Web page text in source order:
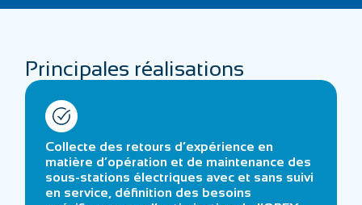
Principales réalisations
Collecte des retours d’expérience en
matière d’opération et de maintenance des
sous-stations électriques avec et sans suivi
en service, définition des besoins